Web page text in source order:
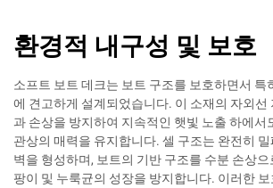
환경적 내구성 및 보호
소프트 보트 데크는 보트 구조를 보호하면서 특
에 견고하게 설계되었습니다. 이 소재의 자외선
과 손상을 방지하여 지속적인 햇빛 노출 하에서
관상의 매력을 유지합니다. 셀 구조는 완전히
벽을 형성하며, 보트의 기반 구조를 수분 손상
팡이 및 누룩균의 성장을 방지합니다. 이러한